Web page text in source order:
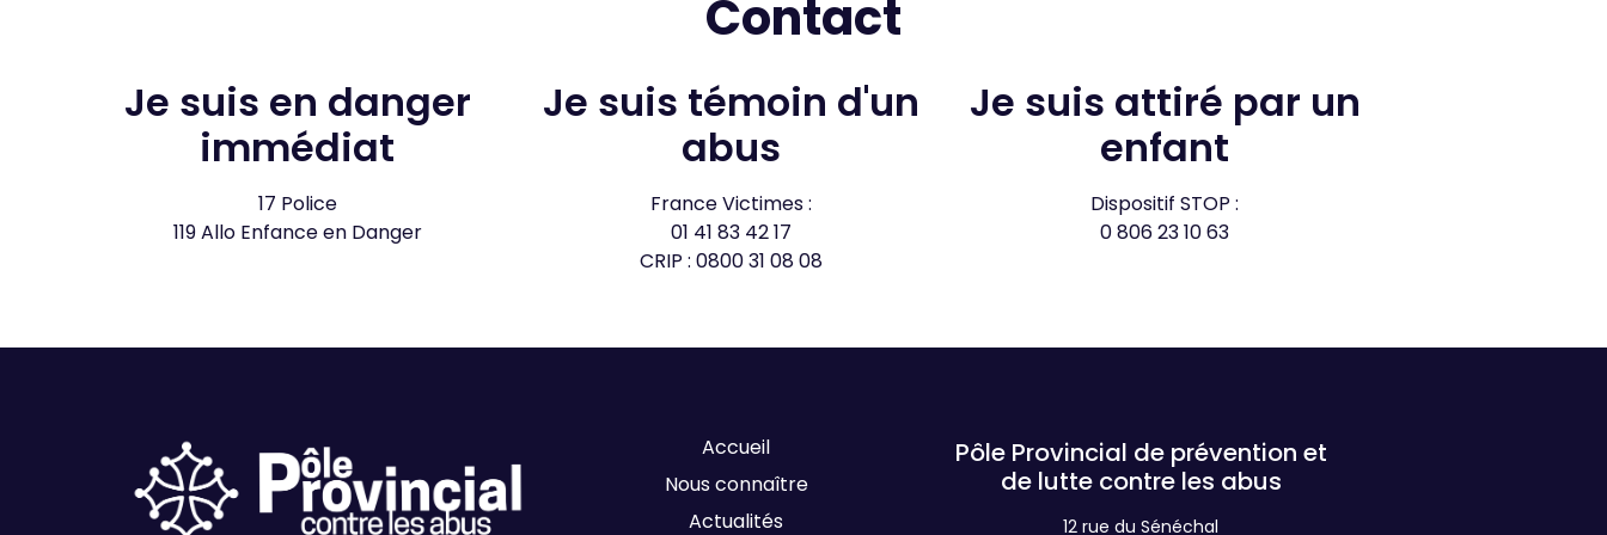
Contact
Je suis en danger
immédiat
17 Police
119 Allo Enfance en Danger
Je suis témoin d'un
abus
France Victimes :
01 41 83 42 17
CRIP : 0800 31 08 08
Je suis attiré par un
enfant​
Dispositif STOP :
0 806 23 10 63
Accueil
Nous connaître
Actualités
Pôle Provincial de prévention et
de lutte contre les abus
12 rue du Sénéchal